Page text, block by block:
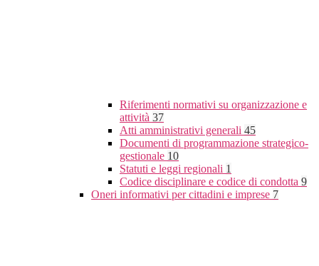
Riferimenti normativi su organizzazione e
attività 37
Atti amministrativi generali 45
Documenti di programmazione strategico-
gestionale 10
Statuti e leggi regionali 1
Codice disciplinare e codice di condotta 9
Oneri informativi per cittadini e imprese 7